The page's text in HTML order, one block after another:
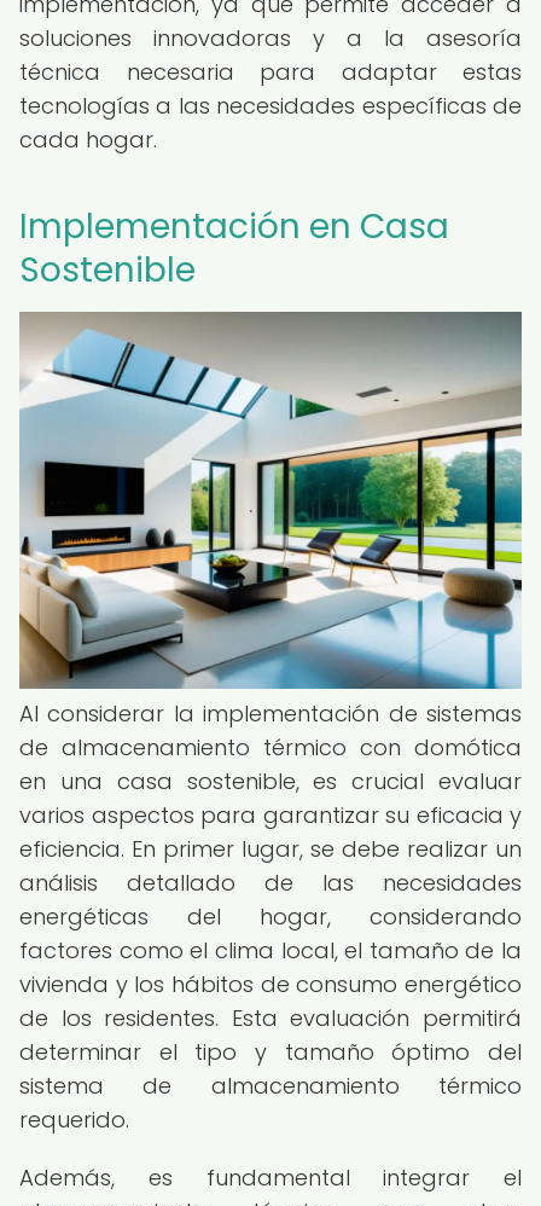
soluciones innovadoras y a la asesoría
técnica necesaria para adaptar estas
tecnologías a las necesidades específicas de
cada hogar.
Implementación en Casa
Sostenible
Al considerar la implementación de sistemas
de almacenamiento térmico con domótica
en una casa sostenible, es crucial evaluar
varios aspectos para garantizar su eficacia y
eficiencia. En primer lugar, se debe realizar un
análisis detallado de las necesidades
energéticas del hogar, considerando
factores como el clima local, el tamaño de la
vivienda y los hábitos de consumo energético
de los residentes. Esta evaluación permitirá
determinar el tipo y tamaño óptimo del
sistema de almacenamiento térmico
requerido.
Además, es fundamental integrar el